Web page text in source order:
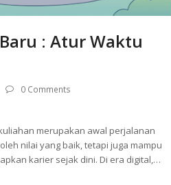
: Atur Waktu
0 Comments
merupakan awal perjalanan
nilai yang baik, tetapi juga mampu
karier sejak dini. Di era digital,…